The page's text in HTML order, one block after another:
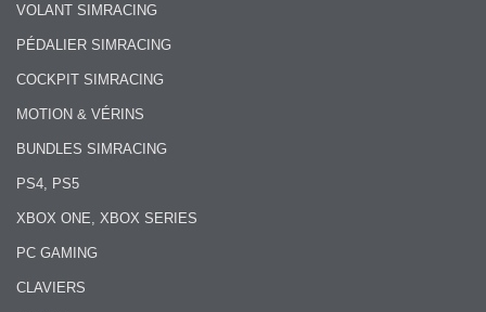
VOLANT SIMRACING
PÉDALIER SIMRACING
COCKPIT SIMRACING
MOTION & VÉRINS
BUNDLES SIMRACING
PS4, PS5
XBOX ONE, XBOX SERIES
PC GAMING
CLAVIERS